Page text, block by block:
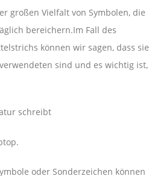
großen Vielfalt von Symbolen, die
bereichern.Im Fall des
können wir sagen, dass sie
sind und es wichtig ist,
schreibt
oder Sonderzeichen können